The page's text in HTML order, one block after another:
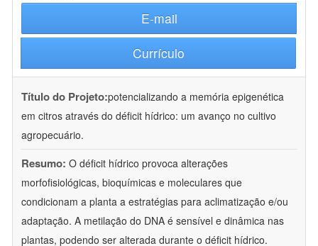
E-mail
Currículo
Título do Projeto:potencializando a memória epigenética
em citros através do déficit hídrico: um avanço no cultivo
agropecuário.
Resumo: O déficit hídrico provoca alterações
morfofisiológicas, bioquímicas e moleculares que
condicionam a planta a estratégias para aclimatização e/ou
adaptação. A metilação do DNA é sensível e dinâmica nas
plantas, podendo ser alterada durante o déficit hídrico.